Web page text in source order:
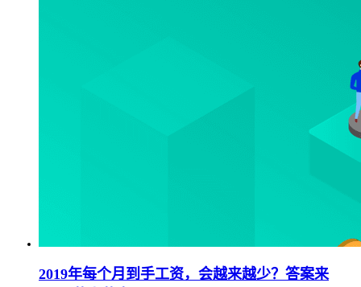
2019年每个月到手工资，会越来越少？答案来